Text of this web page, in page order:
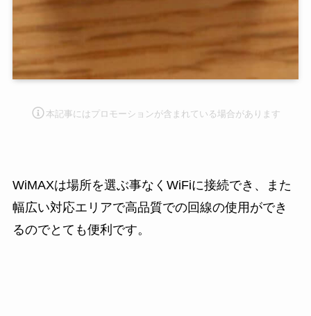
本記事にはプロモーションが含まれている場合があります
WiMAXは場所を選ぶ事なくWiFiに接続でき、また
幅広い対応エリアで高品質での回線の使用ができ
るのでとても便利です。